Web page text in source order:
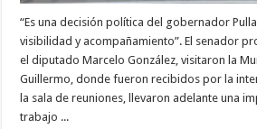
“Es una decisión política del gobernador
visibilidad y acompañamiento”. El senador
el diputado Marcelo González, visitaron la
Guillermo, donde fueron recibidos por la
la sala de reuniones, llevaron adelante una
trabajo ...